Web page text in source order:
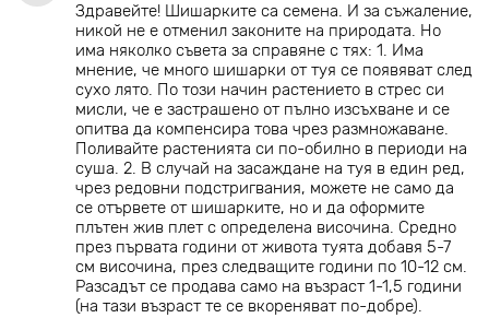
Здравейте! Шишарките са семена. И за съжаление,
никой не е отменил законите на природата. Но
има няколко съвета за справяне с тях: 1. Има
мнение, че много шишарки от туя се появяват след
сухо лято. По този начин растението в стрес си
мисли, че е застрашено от пълно изсъхване и се
опитва да компенсира това чрез размножаване.
Поливайте растенията си по-обилно в периоди на
суша. 2. В случай на засаждане на туя в един ред,
чрез редовни подстригвания, можете не само да
се отървете от шишарките, но и да оформите
плътен жив плет с определена височина. Средно
през първата години от живота туята добавя 5-7
см височина, през следващите години по 10-12 см.
Разсадът се продава само на възраст 1-1,5 години
(на тази възраст те се вкореняват по-добре).